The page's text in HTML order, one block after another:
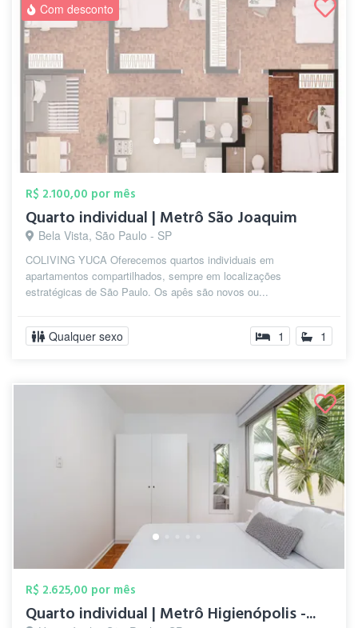
Com desconto
R$ 2.100,00 por mês
Quarto individual | Metrô São Joaquim
Bela Vista, São Paulo - SP
COLIVING YUCA Oferecemos quartos individuais em
apartamentos compartilhados, sempre em localizações
estratégicas de São Paulo. Os apês são novos ou...
Qualquer sexo 1 1
R$ 2.625,00 por mês
Quarto individual | Metrô Higienópolis -...